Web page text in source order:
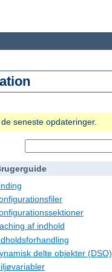
seneste opdateringer.
af indhold
delte objekter (DSO)